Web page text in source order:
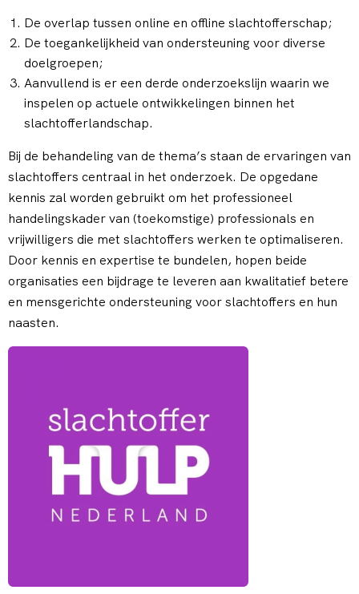
De overlap tussen online en offline slachtofferschap;
De toegankelijkheid van ondersteuning voor diverse
doelgroepen;
Aanvullend is er een derde onderzoekslijn waarin we
inspelen op actuele ontwikkelingen binnen het
slachtofferlandschap.
Bij de behandeling van de thema’s staan de ervaringen van
slachtoffers centraal in het onderzoek. De opgedane
kennis zal worden gebruikt om het professioneel
handelingskader van (toekomstige) professionals en
vrijwilligers die met slachtoffers werken te optimaliseren.
Door kennis en expertise te bundelen, hopen beide
organisaties een bijdrage te leveren aan kwalitatief betere
en mensgerichte ondersteuning voor slachtoffers en hun
naasten.